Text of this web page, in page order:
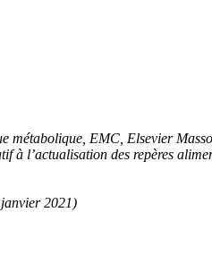
EMC, Elsevier
l’actualisation des repères
2021)